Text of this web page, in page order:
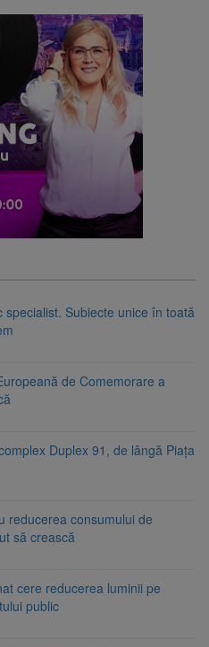
Subiecte unice în toată
de Comemorare a
Duplex 91, de lângă Piața
reducerea consumului de
să crească
cere reducerea luminii pe
public